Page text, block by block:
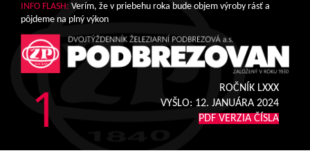
INFO FLASH: Verím, že v priebehu roka bude objem výroby rásť a
pôjdeme na plný výkon
1
ROČNÍK LXXX
VYŠLO: 12. JANUÁRA 2024
PDF VERZIA ČÍSLA